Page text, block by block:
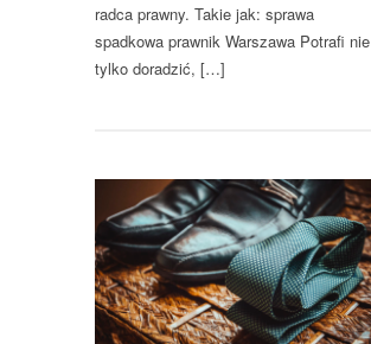
radca prawny. Takie jak: sprawa
spadkowa prawnik Warszawa Potrafi nie
tylko doradzić, […]